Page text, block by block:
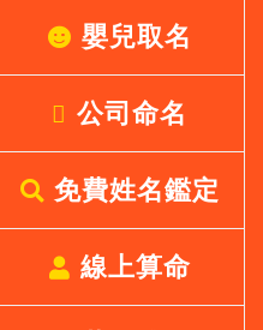
嬰兒取名
公司命名
免費姓名鑑定
線上算命